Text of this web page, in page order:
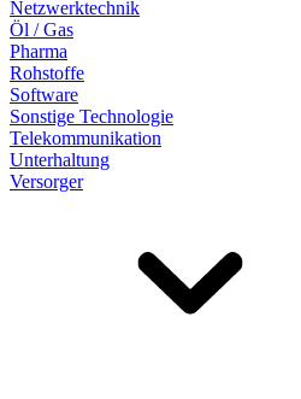
Netzwerktechnik
Öl / Gas
Pharma
Rohstoffe
Software
Sonstige Technologie
Telekommunikation
Unterhaltung
Versorger